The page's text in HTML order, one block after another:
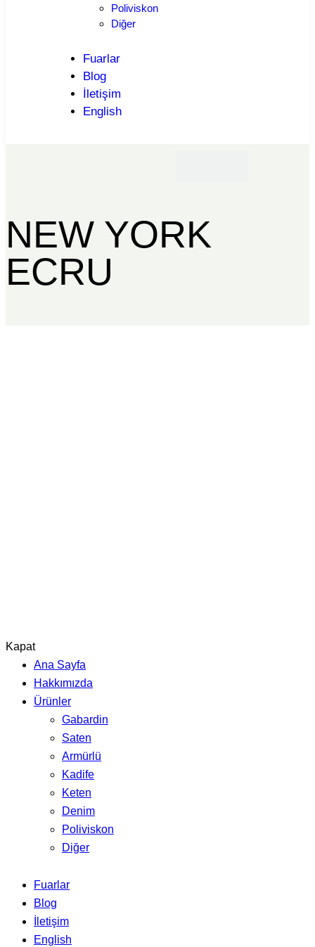
Poliviskon
Diğer
Fuarlar
Blog
İletişim
English
NEW YORK
ECRU
Kapat
Ana Sayfa
Hakkımızda
Ürünler
Gabardin
Saten
Armürlü
Kadife
Keten
Denim
Poliviskon
Diğer
Fuarlar
Blog
İletişim
English